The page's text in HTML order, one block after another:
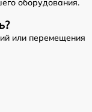
оборудования.
или перемещения